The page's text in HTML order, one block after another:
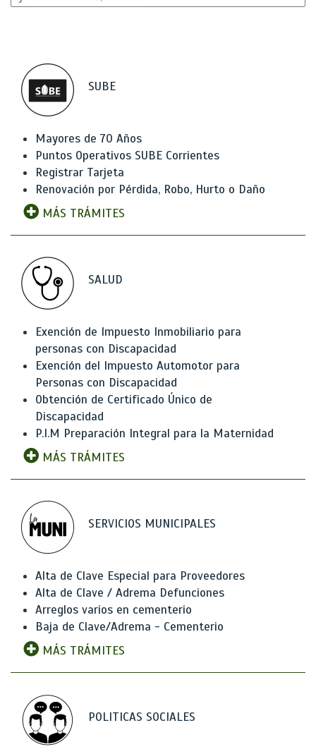
SUBE
Mayores de 70 Años
Puntos Operativos SUBE Corrientes
Registrar Tarjeta
Renovación por Pérdida, Robo, Hurto o Daño
MÁS TRÁMITES
SALUD
Exención de Impuesto Inmobiliario para
personas con Discapacidad
Exención del Impuesto Automotor para
Personas con Discapacidad
Obtención de Certificado Único de
Discapacidad
P.I.M Preparación Integral para la Maternidad
MÁS TRÁMITES
SERVICIOS MUNICIPALES
Alta de Clave Especial para Proveedores
Alta de Clave / Adrema Defunciones
Arreglos varios en cementerio
Baja de Clave/Adrema - Cementerio
MÁS TRÁMITES
POLITICAS SOCIALES